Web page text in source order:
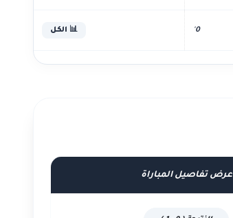
0' 📊 الكل
عرض تفاصيل المباراة